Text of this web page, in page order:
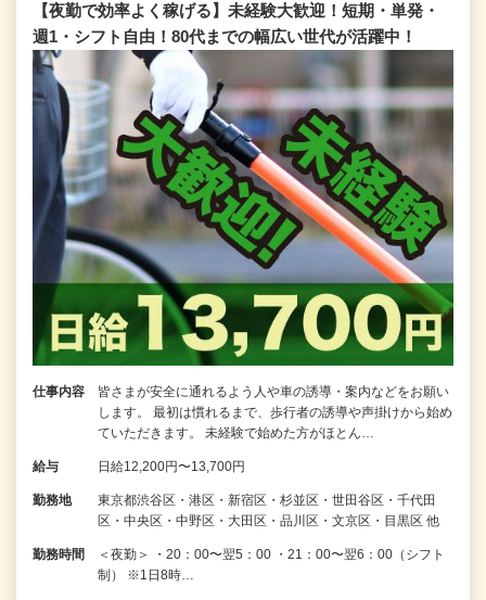
【夜勤で効率よく稼げる】未経験大歓迎！短期・単発・
週1・シフト自由！80代までの幅広い世代が活躍中！
仕事内容
皆さまが安全に通れるよう人や車の誘導・案内などをお願い
します。 最初は慣れるまで、歩行者の誘導や声掛けから始め
ていただきます。 未経験で始めた方がほとん…
給与 日給12,200円〜13,700円
勤務地
東京都渋谷区・港区・新宿区・杉並区・世田谷区・千代田
区・中央区・中野区・大田区・品川区・文京区・目黒区 他
勤務時間
＜夜勤＞ ・20：00〜翌5：00 ・21：00〜翌6：00（シフト
制） ※1日8時…